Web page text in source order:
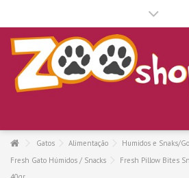
Gatos Alimentação
Humidos e Snaks/
Fresh Gato Húmidos / Snacks
Fresh Pillow Bites